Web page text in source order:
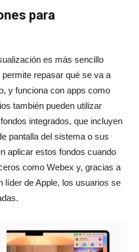
para
es más sencillo
repasar qué se va a
y funciona con apps como
también pueden utilizar
integrados, que incluyen
pantalla del sistema o sus
aplicar estos fondos cuando
como Webex y, gracias a
líder de Apple, los usuarios se